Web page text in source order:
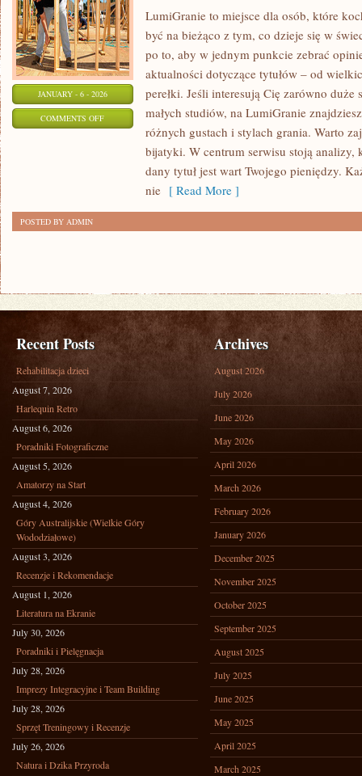
JANUARY - 6 - 2026
COMMENTS OFFON
LumiGranie to miejsce dla osób, które
być na bieżąco z tym, co dzieje się w
po to, aby w jednym punkcie zebrać
aktualności dotyczące tytułów – od
perełki. Jeśli interesują Cię zarówno
małych studiów, na LumiGranie
różnych gustach i stylach grania. Warto
bijatyki. W centrum serwisu stoją analizy,
dany tytuł jest wart Twojego pieniędzy.
nie [ Read More ]
POSTED BY ADMIN
Recent Posts
Rehabilitacja dzieci
August 7, 2026
Harlequin Retro
August 6, 2026
Poradniki Fotograficzne
August 5, 2026
Amatorzy na Start
August 4, 2026
Góry Australijskie (Wielkie Góry
Wododziałowe)
August 3, 2026
Recenzje i Rekomendacje
August 1, 2026
Literatura na Ekranie
July 30, 2026
Poradniki i Pielęgnacja
July 28, 2026
Imprezy Integracyjne i Team Building
July 28, 2026
Sprzęt Treningowy i Recenzje
July 26, 2026
Natura i Dzika Przyroda
Archives
August 2026
July 2026
June 2026
May 2026
April 2026
March 2026
February 2026
January 2026
December 2025
November 2025
October 2025
September 2025
August 2025
July 2025
June 2025
May 2025
April 2025
March 2025